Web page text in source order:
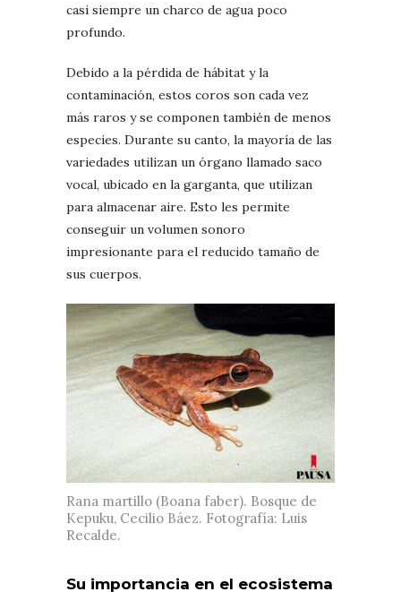
casi siempre un charco de agua poco
profundo.
Debido a la pérdida de hábitat y la
contaminación, estos coros son cada vez
más raros y se componen también de menos
especies. Durante su canto, la mayoría de las
variedades utilizan un órgano llamado saco
vocal, ubicado en la garganta, que utilizan
para almacenar aire. Esto les permite
conseguir un volumen sonoro
impresionante para el reducido tamaño de
sus cuerpos.
Rana martillo (Boana faber). Bosque de
Kepuku, Cecilio Báez. Fotografía: Luis
Recalde.
Su importancia en el ecosistema